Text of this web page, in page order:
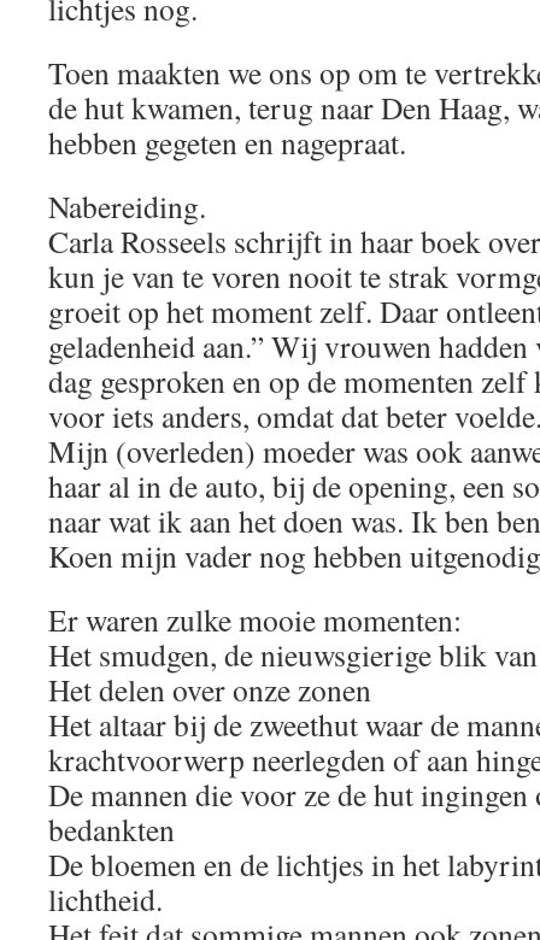
lichtjes nog.
Toen maakten we ons op om te
de hut kwamen, terug naar Den Haag,
hebben gegeten en nagepraat.
Nabereiding.
Carla Rosseels schrijft in haar boek
kun je van te voren nooit te strak
groeit op het moment zelf. Daar
geladenheid aan.” Wij vrouwen hadden
dag gesproken en op de momenten zelf
voor iets anders, omdat dat beter
Mijn (overleden) moeder was ook
haar al in de auto, bij de opening, een
naar wat ik aan het doen was. Ik ben
Koen mijn vader nog hebben
Er waren zulke mooie momenten:
Het smudgen, de nieuwsgierige blik
Het delen over onze zonen
Het altaar bij de zweethut waar de
krachtvoorwerp neerlegden of aan
De mannen die voor ze de hut ingingen
bedankten
De bloemen en de lichtjes in het
lichtheid.